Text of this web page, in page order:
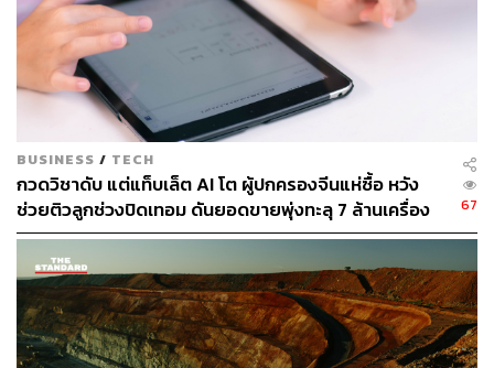
BUSINESS / TECH
กวดวิชาดับ แต่แท็บเล็ต AI โต ผู้ปกครองจีนแห่ซื้อ หวัง
ช่วยติวลูกช่วงปิดเทอม ดันยอดขายพุ่งทะลุ 7 ล้านเครื่อง
67